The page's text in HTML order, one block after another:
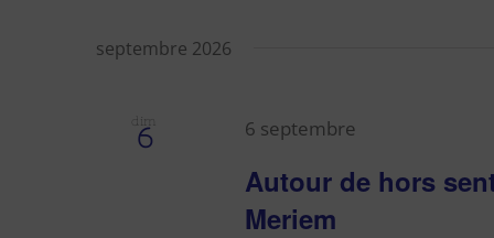
septembre 2026
dim
6
Autour de hors
Meriem
6 septembre